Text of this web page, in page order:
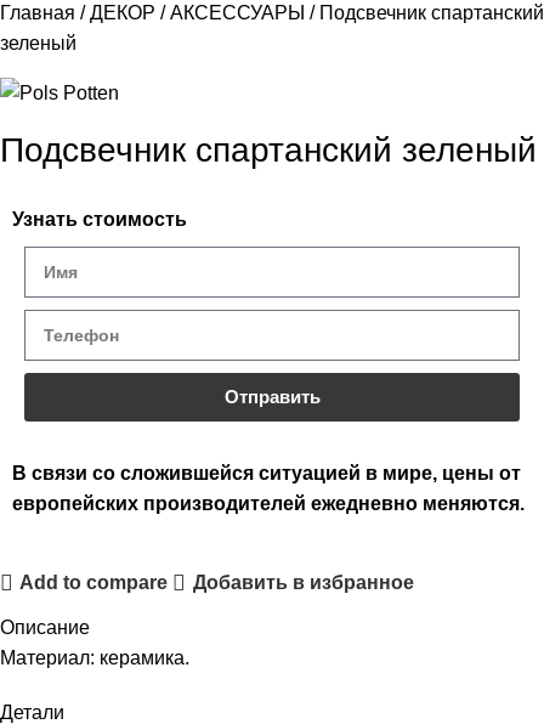
Главная ДЕКОР АКСЕССУАРЫ
Подсвечник спартанский
зеленый
Подсвечник спартанский зеленый
Узнать стоимость
Отправить
В связи со сложившейся ситуацией в мире, цены от
европейских производителей ежедневно меняются.
Add to compare Добавить в избранное
Описание
Материал: керамика.
Детали